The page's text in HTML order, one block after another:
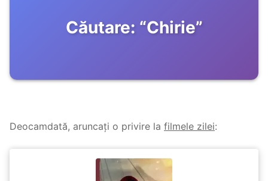
Căutare: “Chirie”
Deocamdată, aruncați o privire la filmele zilei: